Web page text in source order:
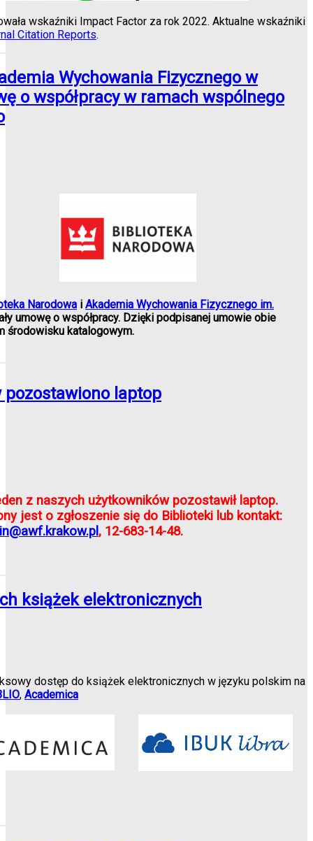
wskaźniki Impact Factor za rok 2022. Aktualne wskaźniki
Citation Reports.
Wychowania Fizycznego w
o współpracy w ramach wspólnego
Narodowa i Akademia Wychowania Fizycznego im.
umowę o współpracy. Dzięki podpisanej umowie obie
środowisku katalogowym.
pozostawiono laptop
z naszych użytkowników pozostawił laptop.
jest o zgłoszenie się do Biblioteki lub kontakt:
, 12-683-14-48.
książek elektronicznych
dostęp do książek elektronicznych w języku polskim na
, Academica